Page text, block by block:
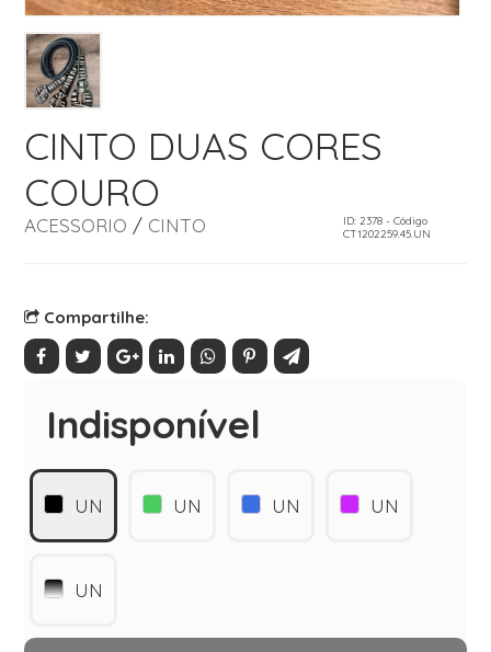
CINTO DUAS CORES
COURO
ACESSORIO / CINTO
ID: 2378 - Código
CT1202259.45.UN
Compartilhe:
Indisponível
UN UN UN UN
UN